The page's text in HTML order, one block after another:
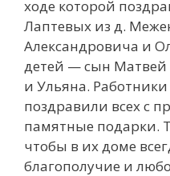
ходе которой
Лаптевых из д.
Александровича и
детей — сын
и Ульяна.
поздравили всех с
памятные подарки.
чтобы в их доме
благополучие и